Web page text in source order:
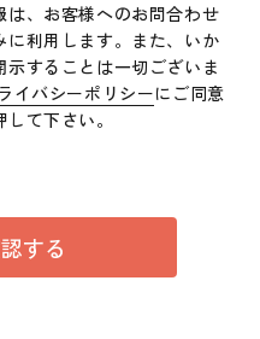
は、お客様へのお問合わせ
利用します。また、いか
することは一切ございま
イバシーポリシーにご同意
て下さい。